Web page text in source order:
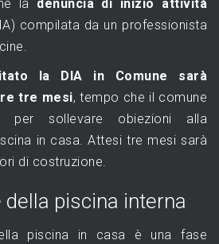
la denuncia di inizio attività
compilata da un professionista
la DIA in Comune sarà
tre mesi, tempo che il comune
per sollevare obiezioni alla
in casa. Attesi tre mesi sarà
di costruzione.
piscina interna
piscina in casa è una fase